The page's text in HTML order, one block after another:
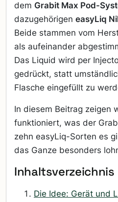
dem Grabit Max Pod-
dazugehörigen easyLiq
Beide stammen vom
als aufeinander
Das Liquid wird per
gedrückt, statt
Flasche eingefüllt zu
In diesem Beitrag zeigen
funktioniert, was der
zehn easyLiq-Sorten es
das Ganze besonders
Inhaltsverzeichnis
Die Idee: Gerät und